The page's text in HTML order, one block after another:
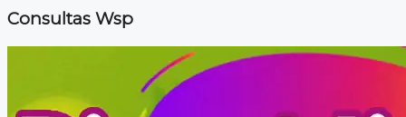
Consultas Wsp